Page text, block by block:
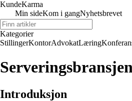
KundeKarma
Min sideKom i gangNyhetsbrevet
Kategorier
StillingerKontorAdvokatLæring
Introduksjon